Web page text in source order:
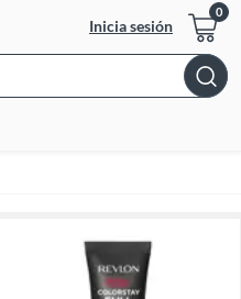
Inicia sesión
Bar